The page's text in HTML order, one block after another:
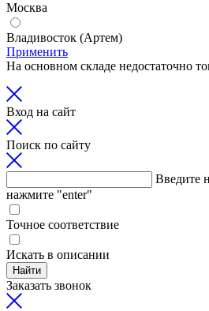
Москва
Владивосток (Артем)
Применить
На основном складе недостаточно
Вход на сайт
Поиск по сайту
Введите
нажмите "enter"
Точное соответствие
Искать в описании
Найти
Заказать звонок